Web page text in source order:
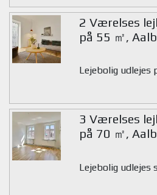
2 Værelses
på 55 ㎡,
Lejebolig udlejes
3 Værelses
på 70 ㎡,
Lejebolig udlejes